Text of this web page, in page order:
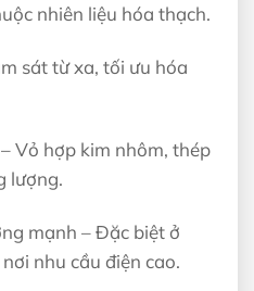
nhiên liệu hóa thạch.
sát từ xa, tối ưu hóa
Vỏ hợp kim nhôm, thép
lượng.
mạnh – Đặc biệt ở
nhu cầu điện cao.